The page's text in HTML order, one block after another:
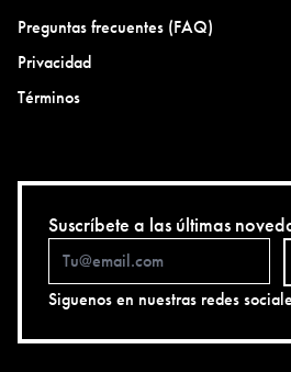
Preguntas frecuentes (FAQ)
Privacidad
Términos
Suscríbete a las últimas
Siguenos en nuestras redes